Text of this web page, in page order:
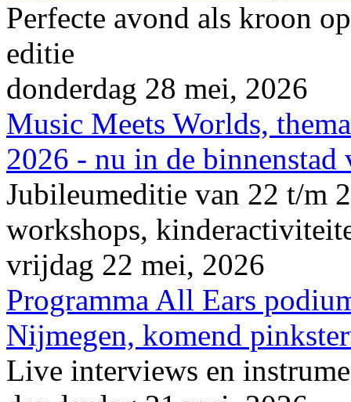
Perfecte avond als kroon
editie
donderdag 28 mei, 2026
Music Meets Worlds,
2026 - nu in de binnenstad
Jubileumeditie van 22 t/m
workshops,
vrijdag 22 mei, 2026
Programma All Ears
Nijmegen, komend
Live interviews en